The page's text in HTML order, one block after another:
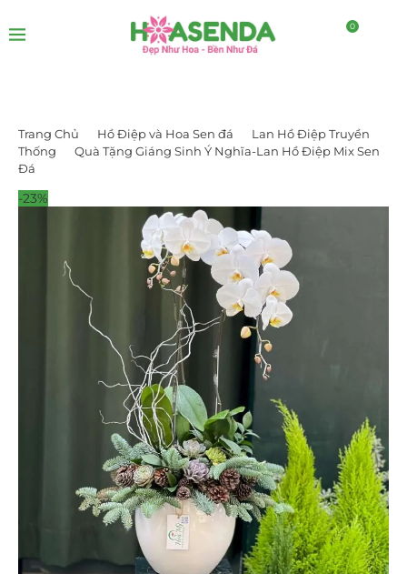
0
Trang Chủ Hồ Điệp và Hoa Sen đá
Lan Hồ Điệp Truyền
Thống
Quà Tặng Giáng Sinh Ý Nghĩa-Lan Hồ Điệp Mix Sen
Đá
-23%